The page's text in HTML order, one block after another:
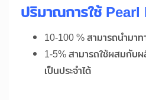
ปริมาณการใช้Pearl
10-100 % สามารถนำมา
1-5% สามารถใช้ผสมกับ
เป็นประจำได้